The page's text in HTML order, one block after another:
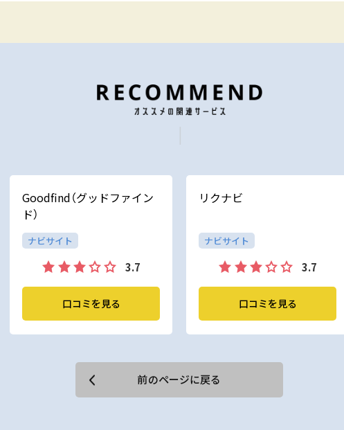
Goodfind（グッドファイン
ド）
ナビサイト
3.7
口コミを見る
リクナビ
ナビサイト
3.7
口コミを見る
前のページに戻る